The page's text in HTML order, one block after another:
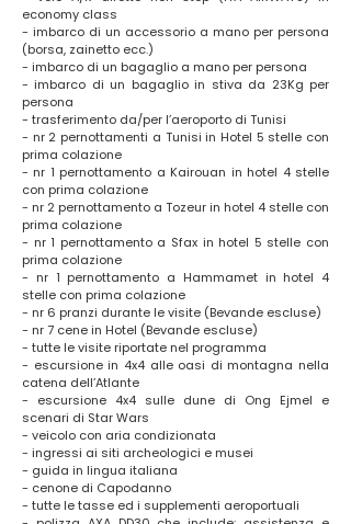
economy class
- imbarco di un accessorio a mano per persona
(borsa, zainetto ecc.)
- imbarco di un bagaglio a mano per persona
- imbarco di un bagaglio in stiva da 23Kg per
persona
- trasferimento da/per l’aeroporto di Tunisi
- nr 2 pernottamenti a Tunisi in Hotel 5 stelle con
prima colazione
- nr 1 pernottamento a Kairouan in hotel 4 stelle
con prima colazione
- nr 2 pernottamento a Tozeur in hotel 4 stelle con
prima colazione
- nr 1 pernottamento a Sfax in hotel 5 stelle con
prima colazione
- nr 1 pernottamento a Hammamet in hotel 4
stelle con prima colazione
- nr 6 pranzi durante le visite (Bevande escluse)
- nr 7 cene in Hotel (Bevande escluse)
- tutte le visite riportate nel programma
- escursione in 4x4 alle oasi di montagna nella
catena dell’Atlante
- escursione 4x4 sulle dune di Ong Ejmel e
scenari di Star Wars
- veicolo con aria condizionata
- ingressi ai siti archeologici e musei
- guida in lingua italiana
- cenone di Capodanno
- tutte le tasse ed i supplementi aeroportuali